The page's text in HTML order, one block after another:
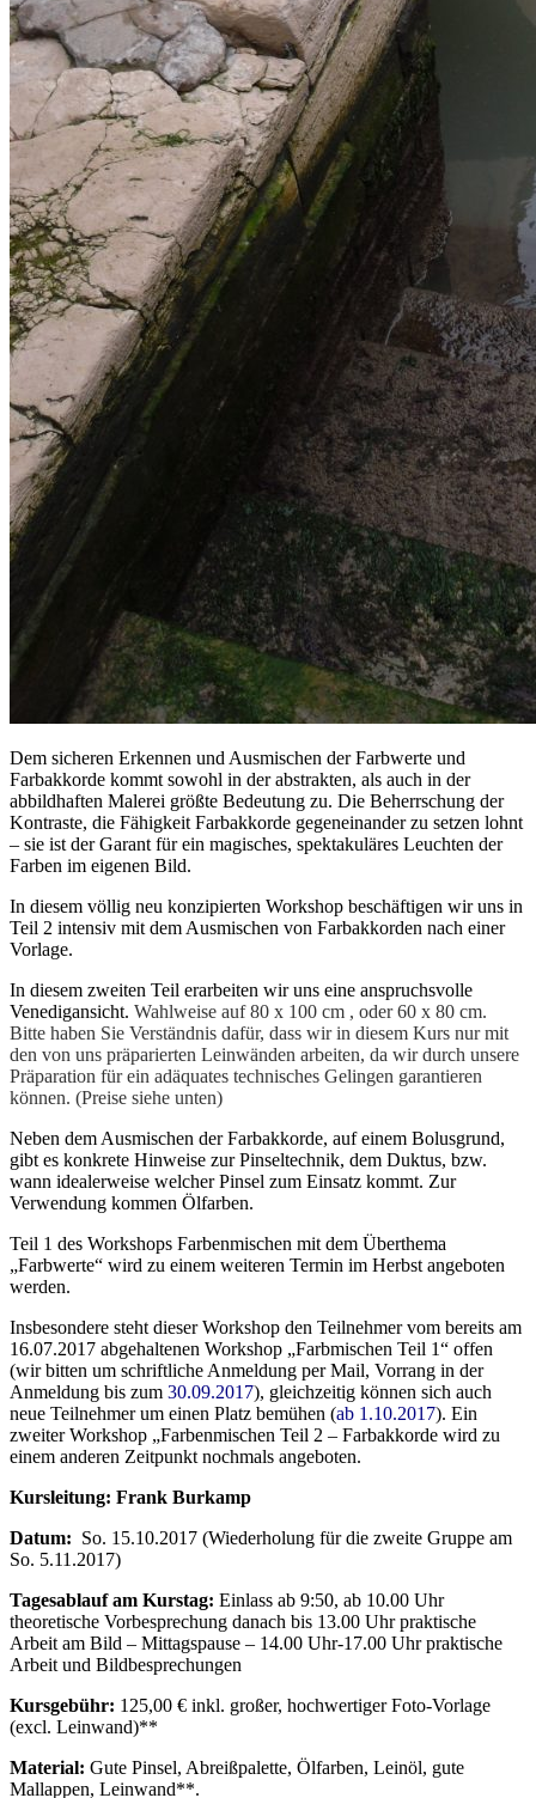
Dem sicheren Erkennen und Ausmischen der Farbwerte und
Farbakkorde kommt sowohl in der abstrakten, als auch in der
abbildhaften Malerei größte Bedeutung zu. Die Beherrschung der
Kontraste, die Fähigkeit Farbakkorde gegeneinander zu setzen lohnt
– sie ist der Garant für ein magisches, spektakuläres Leuchten der
Farben im eigenen Bild.
In diesem völlig neu konzipierten Workshop beschäftigen wir uns in
Teil 2 intensiv mit dem Ausmischen von Farbakkorden nach einer
Vorlage.
In diesem zweiten Teil erarbeiten wir uns eine anspruchsvolle
Venedigansicht. Wahlweise auf 80 x 100 cm , oder 60 x 80 cm.
Bitte haben Sie Verständnis dafür, dass wir in diesem Kurs nur mit
den von uns präparierten Leinwänden arbeiten, da wir durch unsere
Präparation für ein adäquates technisches Gelingen garantieren
können. (Preise siehe unten)
Neben dem Ausmischen der Farbakkorde, auf einem Bolusgrund,
gibt es konkrete Hinweise zur Pinseltechnik, dem Duktus, bzw.
wann idealerweise welcher Pinsel zum Einsatz kommt. Zur
Verwendung kommen Ölfarben.
Teil 1 des Workshops Farbenmischen mit dem Überthema
„Farbwerte“ wird zu einem weiteren Termin im Herbst angeboten
werden.
Insbesondere steht dieser Workshop den Teilnehmer vom bereits am
16.07.2017 abgehaltenen Workshop „Farbmischen Teil 1“ offen
(wir bitten um schriftliche Anmeldung per Mail, Vorrang in der
Anmeldung bis zum 30.09.2017), gleichzeitig können sich auch
neue Teilnehmer um einen Platz bemühen (ab 1.10.2017). Ein
zweiter Workshop „Farbenmischen Teil 2 – Farbakkorde wird zu
einem anderen Zeitpunkt nochmals angeboten.
Kursleitung: Frank Burkamp
Datum: So. 15.10.2017 (Wiederholung für die zweite Gruppe am
So. 5.11.2017)
Tagesablauf am Kurstag: Einlass ab 9:50, ab 10.00 Uhr
theoretische Vorbesprechung danach bis 13.00 Uhr praktische
Arbeit am Bild – Mittagspause – 14.00 Uhr-17.00 Uhr praktische
Arbeit und Bildbesprechungen
Kursgebühr: 125,00 € inkl. großer, hochwertiger Foto-Vorlage
(excl. Leinwand)**
Material: Gute Pinsel, Abreißpalette, Ölfarben, Leinöl, gute
Mallappen, Leinwand**.